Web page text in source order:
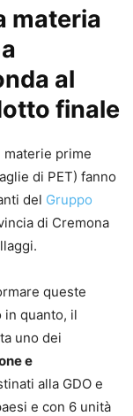
materia
al
finale
materie prime
di PET) fanno
del Gruppo
di Cremona
queste
in quanto, il
uno dei
e
alla GDO e
e con 6 unità